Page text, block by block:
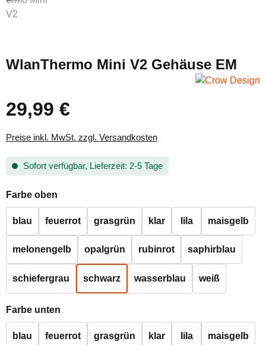
WlanThermo Mini V2 Gehäuse EM
Regulärer Preis:
29,99 €
Preise inkl. MwSt. zzgl. Versandkosten
Sofort verfügbar, Lieferzeit: 2-5 Tage
Farbe oben
blau feuerrot grasgrün klar lila maisgelb
melonengelb opalgrün rubinrot saphirblau
schiefergrau schwarz wasserblau weiß
Farbe unten
blau feuerrot grasgrün klar lila maisgelb